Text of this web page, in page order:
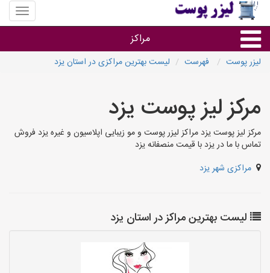
منوی
سایت
پوست
مراکز
استان ها
لیزر پوست فهرست لیست بهترین مراکزی در استان یزد
مرکز لیز پوست یزد
مرکز لیز پوست یزد مراکز لیزر پوست و مو زیبایی اپلاسیون و غیره یزد فروش
تماس با ما در یزد با قیمت منصفانه یزد
مراکزی شهر یزد
لیست بهترین مراکز در استان یزد